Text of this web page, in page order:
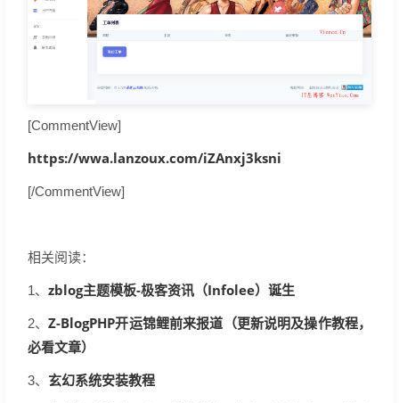
[CommentView]
https://wwa.lanzoux.com/iZAnxj3ksni
[/CommentView]
相关阅读：
1、 zblog主题模板-极客资讯（Infolee）诞生
2、Z-BlogPHP开运锦鲤前来报道（更新说明及操作教程，
必看文章）
3、 玄幻系统安装教程